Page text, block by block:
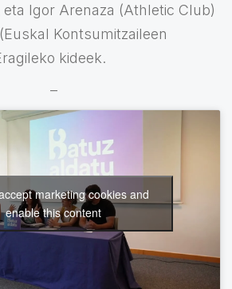
eta Igor Arenaza (Athletic Club)
Kontsumitzaileen
kideek.
–
marketing cookies and
enable this content